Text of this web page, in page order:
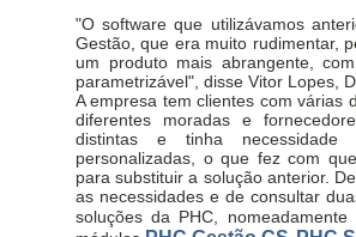
"O software que utilizávamos
Gestão, que era muito rudimentar,
um produto mais abrangente,
parametrizável", disse Vitor Lopes,
A empresa tem clientes com várias
diferentes moradas e
distintas e tinha
personalizadas, o que fez com
para substituir a solução anterior.
as necessidades e de consultar
soluções da PHC, nomeadamente